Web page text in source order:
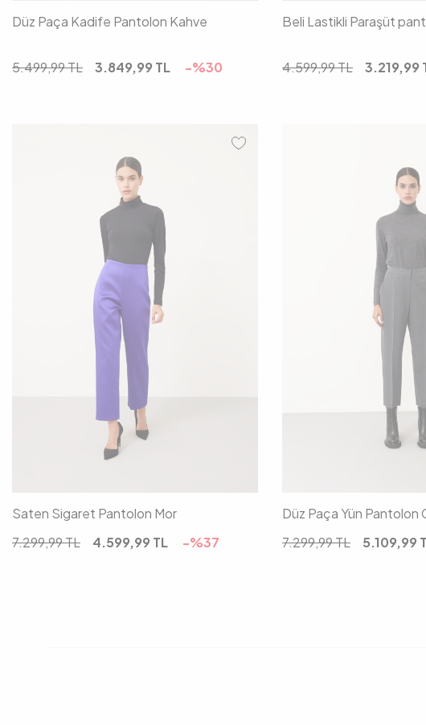
Düz Paça Kadife Pantolon Kahve
5.499,99TL 3.849,99 TL -%30
Beli Lastikli Paraşüt
4.599,99TL 3.219,99
38
Saten Sigaret Pantolon Mor
7.299,99TL 4.599,99 TL -%37
38
Düz Paça Yün Pantolon
7.299,99TL 5.109,99